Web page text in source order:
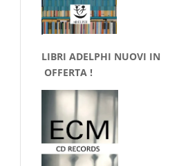
LIBRI ADELPHI NUOVI IN
OFFERTA !